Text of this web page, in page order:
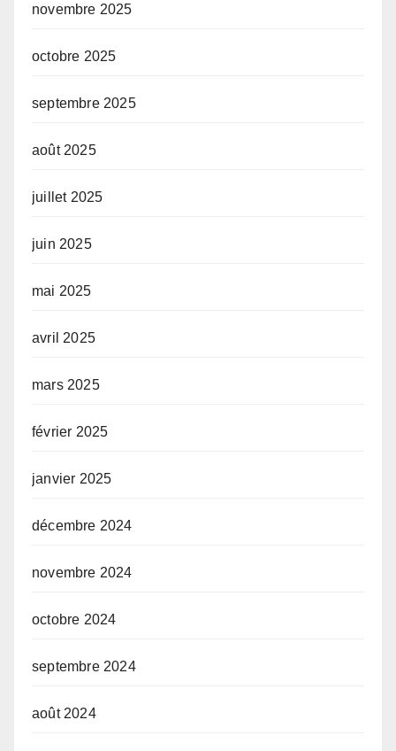
novembre 2025
octobre 2025
septembre 2025
août 2025
juillet 2025
juin 2025
mai 2025
avril 2025
mars 2025
février 2025
janvier 2025
décembre 2024
novembre 2024
octobre 2024
septembre 2024
août 2024